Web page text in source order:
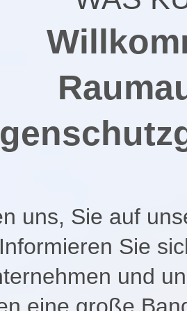
uns, Sie auf
Sie
und
eine große